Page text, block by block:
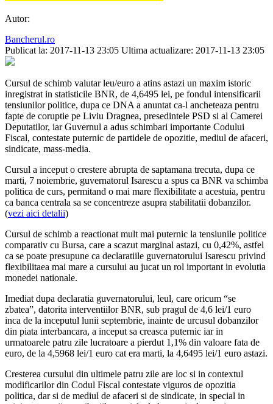
Autor:
Bancherul.ro
Publicat la: 2017-11-13 23:05 Ultima actualizare: 2017-11-13 23:05
Cursul de schimb valutar leu/euro a atins astazi un maxim istoric
inregistrat in statisticile BNR, de 4,6495 lei, pe fondul intensificarii
tensiunilor politice, dupa ce DNA a anuntat ca-l ancheteaza pentru
fapte de coruptie pe Liviu Dragnea, presedintele PSD si al Camerei
Deputatilor, iar Guvernul a adus schimbari importante Codului
Fiscal, contestate puternic de partidele de opozitie, mediul de afaceri,
sindicate, mass-media.
Cursul a inceput o crestere abrupta de saptamana trecuta, dupa ce
marti, 7 noiembrie, guvernatorul Isarescu a spus ca BNR va schimba
politica de curs, permitand o mai mare flexibilitate a acestuia, pentru
ca banca centrala sa se concentreze asupra stabilitatii dobanzilor.
(vezi aici detalii)
Cursul de schimb a reactionat mult mai puternic la tensiunile politice
comparativ cu Bursa, care a scazut marginal astazi, cu 0,42%, astfel
ca se poate presupune ca declaratiile guvernatorului Isarescu privind
flexibilitaea mai mare a cursului au jucat un rol important in evolutia
monedei nationale.
Imediat dupa declaratia guvernatorului, leul, care oricum “se
zbatea”, datorita interventiilor BNR, sub pragul de 4,6 lei/1 euro
inca de la inceputul lunii septembrie, inainte de urcusul dobanzilor
din piata interbancara, a inceput sa creasca puternic iar in
urmatoarele patru zile lucratoare a pierdut 1,1% din valoare fata de
euro, de la 4,5968 lei/1 euro cat era marti, la 4,6495 lei/1 euro astazi.
Cresterea cursului din ultimele patru zile are loc si in contextul
modificarilor din Codul Fiscal contestate viguros de opozitia
politica, dar si de mediul de afaceri si de sindicate, in special in